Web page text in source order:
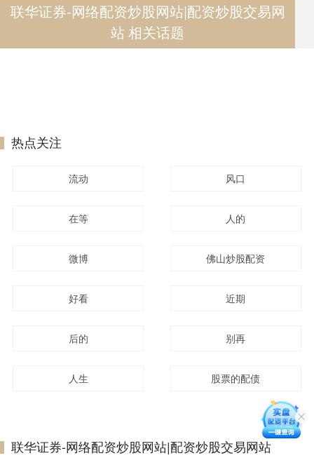
联华证券-网络配资炒股网站|配资炒股交易网
站 相关话题
热点关注
流动 风口
在等 人的
微博 佛山炒股配资
好看 近期
后的 别再
人生 股票的配债
联华证券-网络配资炒股网站|配资炒股交易网站